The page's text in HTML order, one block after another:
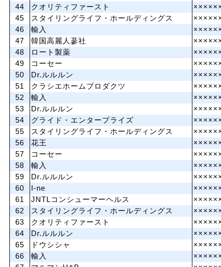
44
クオリティファースト
45
スタイリングライフ・ホールディングス
46
輸入
47
韓国高麗人蔘社
48
ロート製薬
49
コーセー
50
Dr.ルルルン
51
クラシエホームプロダクツ
52
輸入
53
Dr.ルルルン
54
グライド・エンタープライズ
55
スタイリングライフ・ホールディングス
56
花王
57
コーセー
58
輸入
59
Dr.ルルルン
60
I-ne
61
JNTLコンシューマーヘルス
62
スタイリングライフ・ホールディングス
63
クオリティファースト
64
Dr.ルルルン
65
ドウシシャ
66
輸入